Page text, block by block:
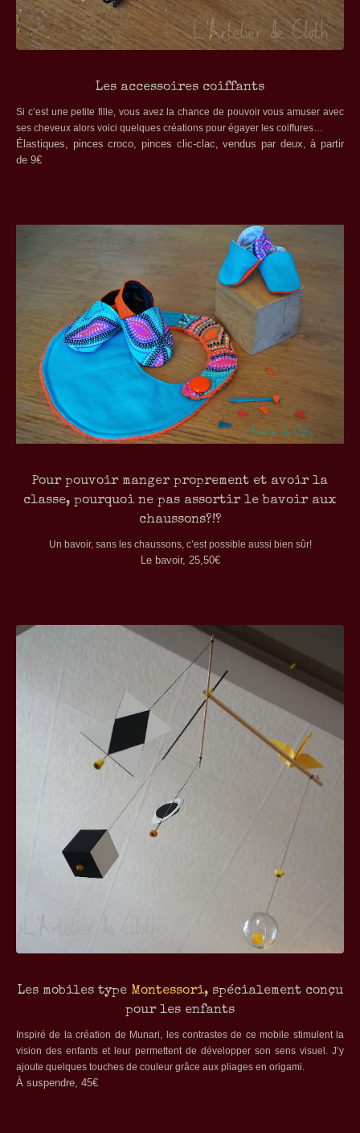
Les accessoires coiffants
Si c’est une petite fille, vous avez la chance de pouvoir vous amuser avec
ses cheveux alors voici quelques créations pour égayer les coiffures…
Élastiques, pinces croco, pinces clic-clac, vendus par deux, à partir
de 9€
Pour pouvoir manger proprement et avoir la
classe, pourquoi ne pas assortir le bavoir aux
chaussons?!?
Un bavoir, sans les chaussons, c’est possible aussi bien sûr!
Le bavoir, 25,50€
Les mobiles type Montessori, spécialement conçu
pour les enfants
Inspiré de la création de Munari, les contrastes de ce mobile stimulent la
vision des enfants et leur permettent de développer son sens visuel. J’y
ajoute quelques touches de couleur grâce aux pliages en origami.
À suspendre, 45€